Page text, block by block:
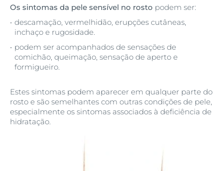
Os sintomas da pele sensível no rosto podem ser:
descamação, vermelhidão, erupções cutâneas,
inchaço e rugosidade.
podem ser acompanhados de sensações de
comichão, queimação, sensação de aperto e
formigueiro.
Estes sintomas podem aparecer em qualquer parte do
rosto e são semelhantes com outras condições de pele,
especialmente os sintomas associados à deficiência de
hidratação.